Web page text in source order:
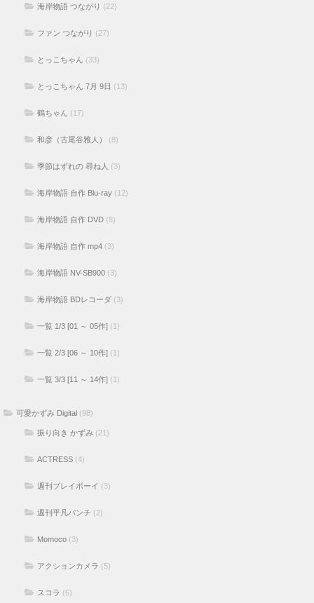
海岸物語 つながり (22)
ファン つながり (27)
とっこちゃん (33)
とっこちゃん 7月 9日 (13)
鶴ちゃん (17)
和彦（古尾谷雅人） (8)
季節はずれの 尋ね人 (3)
海岸物語 自作 Blu-ray (12)
海岸物語 自作 DVD (8)
海岸物語 自作 mp4 (3)
海岸物語 NV-SB900 (3)
海岸物語 BDレコーダ (3)
一覧 1/3 [01 ～ 05作] (1)
一覧 2/3 [06 ～ 10作] (1)
一覧 3/3 [11 ～ 14作] (1)
可愛かずみ Digital (98)
振り向き かずみ (21)
ACTRESS (4)
週刊プレイボーイ (3)
週刊平凡パンチ (2)
Momoco (3)
アクションカメラ (5)
スコラ (6)